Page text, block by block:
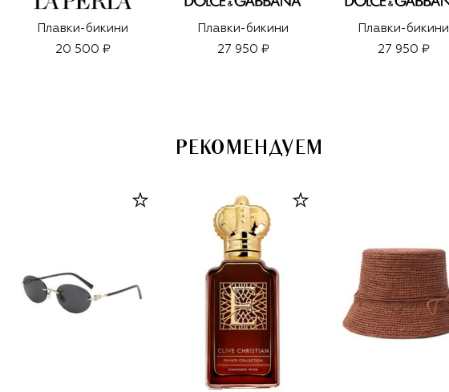
Плавки-бикини
20 500 ₽
Плавки-бикини
27 950 ₽
Плавки-бикини
27 950 ₽
РЕКОМЕНДУЕМ